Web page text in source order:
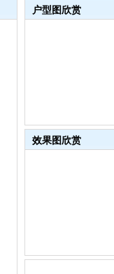
·总占地面积
·收费标准：
户型图欣赏
效果图欣赏